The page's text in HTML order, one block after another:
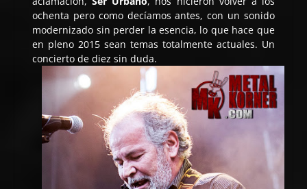
ochenta pero como decíamos antes, con un sonido
modernizado sin perder la esencia, lo que hace que
en pleno 2015 sean temas totalmente actuales. Un
concierto de diez sin duda.